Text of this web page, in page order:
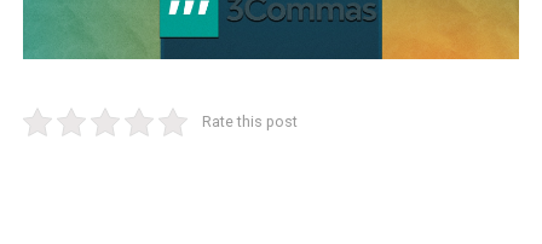
Rate this post